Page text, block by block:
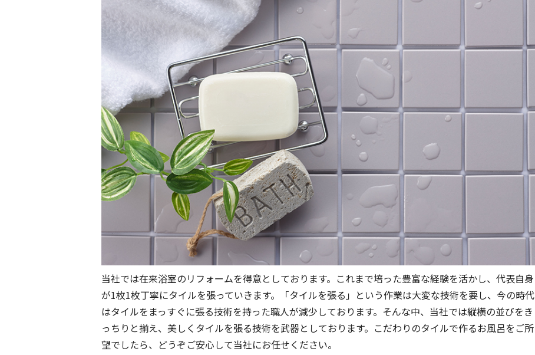
当社では在来浴室のリフォームを得意としております。これまで培った豊富な経験を活かし、代表自身
が1枚1枚丁寧にタイルを張っていきます。「タイルを張る」という作業は大変な技術を要し、今の時代
はタイルをまっすぐに張る技術を持った職人が減少しております。そんな中、当社では縦横の並びをき
っちりと揃え、美しくタイルを張る技術を武器としております。こだわりのタイルで作るお風呂をご所
望でしたら、どうぞご安心して当社にお任せください。